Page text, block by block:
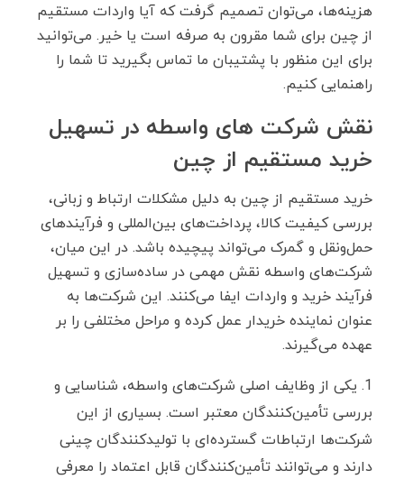
هزینه‌ها، می‌توان تصمیم گرفت که آیا واردات مستقیم
از چین برای شما مقرون ‌به ‌صرفه است یا خیر. می‌توانید
برای این منظور با پشتیبان ما تماس بگیرید تا شما را
راهنمایی کنیم.
نقش شرکت های واسطه در تسهیل
خرید مستقیم از چین
خرید مستقیم از چین به دلیل مشکلات ارتباط و زبانی،
بررسی کیفیت کالا، پرداخت‌های بین‌المللی و فرآیندهای
حمل‌ونقل و گمرک می‌تواند پیچیده باشد. در این میان،
شرکت‌های واسطه نقش مهمی در ساده‌سازی و تسهیل
فرآیند خرید و واردات ایفا می‌کنند. این شرکت‌ها به
عنوان نماینده خریدار عمل کرده و مراحل مختلفی را بر
عهده می‌گیرند.
یکی از وظایف اصلی شرکت‌های واسطه، شناسایی و
بررسی تأمین‌کنندگان معتبر است. بسیاری از این
شرکت‌ها ارتباطات گسترده‌ای با تولیدکنندگان چینی
دارند و می‌توانند تأمین‌کنندگان قابل اعتماد را معرفی